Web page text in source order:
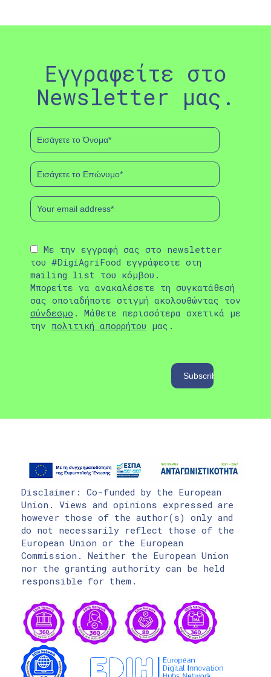
Εγγραφείτε στο
Newsletter μας.
Με την εγγραφή σας στο newsletter
του #DigiAgriFood εγγράφεστε στη
mailing list του κόμβου.
Μπορείτε να ανακαλέσετε τη συγκατάθεσή
σας οποιαδήποτε στιγμή ακολουθώντας τον
σύνδεσμο . Μάθετε περισσότερα σχετικά με
την πολιτική απορρήτου μας.
Disclaimer: Co-funded by the European
Union. Views and opinions expressed are
however those of the author(s) only and
do not necessarily reflect those of the
European Union or the European
Commission. Neither the European Union
nor the granting authority can be held
responsible for them.